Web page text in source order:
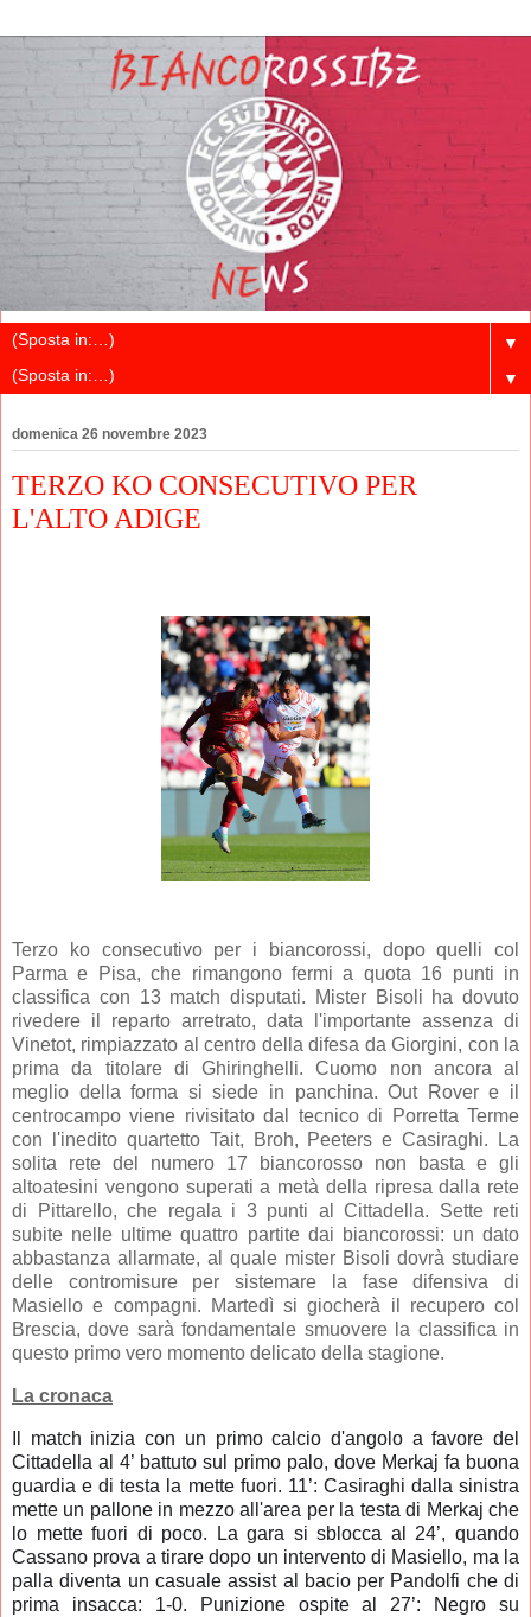
▼
▼
domenica 26 novembre 2023
TERZO KO CONSECUTIVO PER
L'ALTO ADIGE
Terzo ko consecutivo per i biancorossi, dopo quelli col
Parma e Pisa, che rimangono fermi a quota 16 punti in
classifica con 13 match disputati. Mister Bisoli ha dovuto
rivedere il reparto arretrato, data l'importante assenza di
Vinetot, rimpiazzato al centro della difesa da Giorgini, con la
prima da titolare di Ghiringhelli. Cuomo non ancora al
meglio della forma si siede in panchina. Out Rover e il
centrocampo viene rivisitato dal tecnico di Porretta Terme
con l'inedito quartetto Tait, Broh, Peeters e Casiraghi. La
solita rete del numero 17 biancorosso non basta e gli
altoatesini vengono superati a metà della ripresa dalla rete
di Pittarello, che regala i 3 punti al Cittadella. Sette reti
subite nelle ultime quattro partite dai biancorossi: un dato
abbastanza allarmate, al quale mister Bisoli dovrà studiare
delle contromisure per sistemare la fase difensiva di
Masiello e compagni. Martedì si giocherà il recupero col
Brescia, dove sarà fondamentale smuovere la classifica in
questo primo vero momento delicato della stagione.
La cronaca
Il match inizia con un primo calcio d'angolo a favore del
Cittadella al 4’ battuto sul primo palo, dove Merkaj fa buona
guardia e di testa la mette fuori. 11’: Casiraghi dalla sinistra
mette un pallone in mezzo all'area per la testa di Merkaj che
lo mette fuori di poco. La gara si sblocca al 24’, quando
Cassano prova a tirare dopo un intervento di Masiello, ma la
palla diventa un casuale assist al bacio per Pandolfi che di
prima insacca: 1-0. Punizione ospite al 27’: Negro su